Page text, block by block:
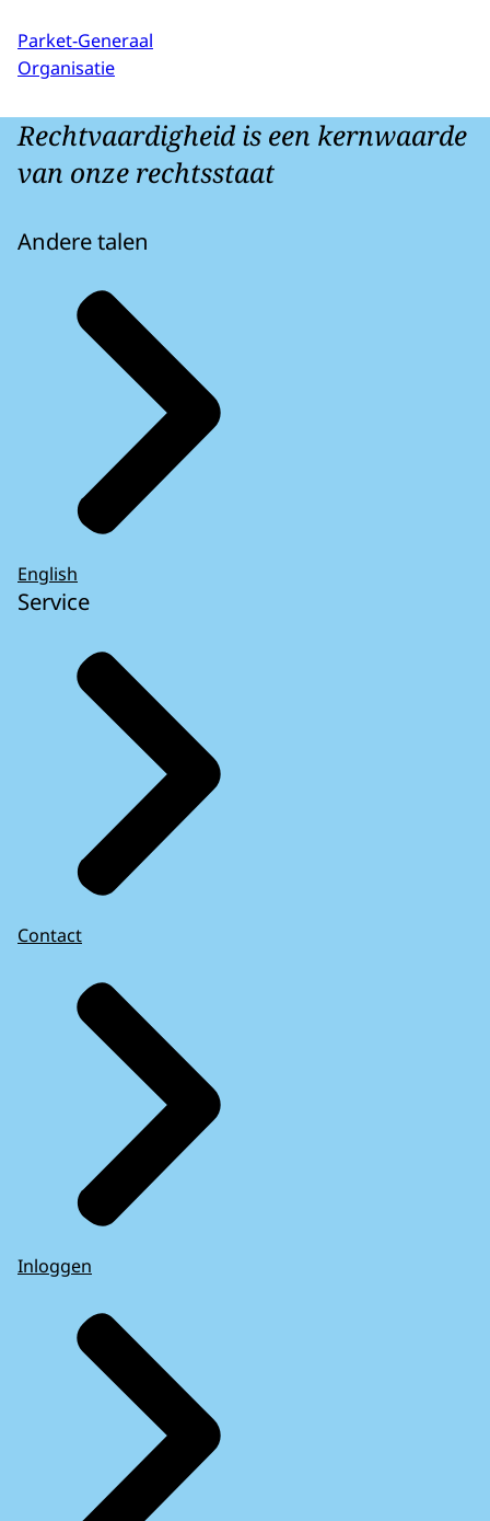
Parket-Generaal
Organisatie
Rechtvaardigheid is een kernwaarde
van onze rechtsstaat
Andere talen
English
Service
Contact
Inloggen